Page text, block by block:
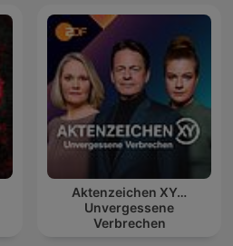
Aktenzeichen XY…
Unvergessene
Verbrechen